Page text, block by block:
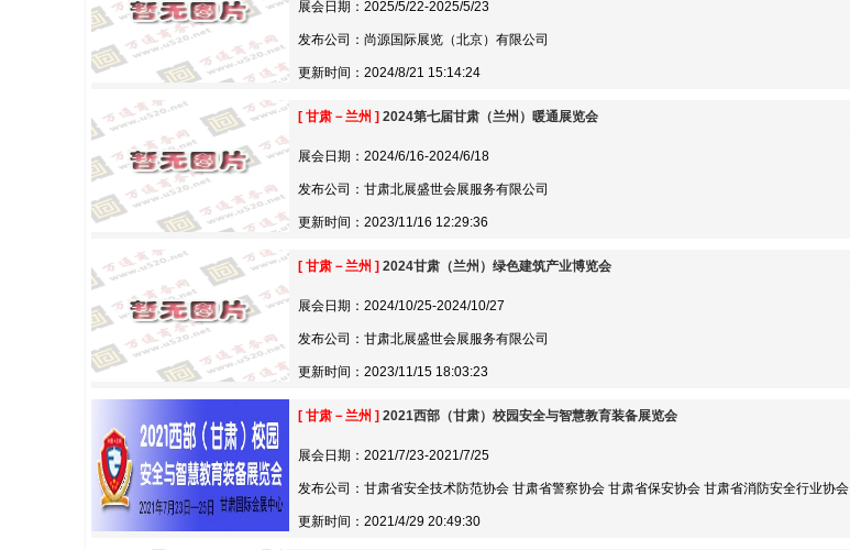
展会日期：2025/5/22-2025/5/23
发布公司：尚源国际展览（北京）有限公司
更新时间：2024/8/21 15:14:24
[ 甘肃－兰州 ] 2024第七届甘肃（兰州）暖通展览会
展会日期：2024/6/16-2024/6/18
发布公司：甘肃北展盛世会展服务有限公司
更新时间：2023/11/16 12:29:36
[ 甘肃－兰州 ] 2024甘肃（兰州）绿色建筑产业博览会
展会日期：2024/10/25-2024/10/27
发布公司：甘肃北展盛世会展服务有限公司
更新时间：2023/11/15 18:03:23
[ 甘肃－兰州 ] 2021西部（甘肃）校园安全与智慧教育装备展览会
展会日期：2021/7/23-2021/7/25
发布公司：甘肃省安全技术防范协会 甘肃省警察协会 甘肃省保安协会 甘肃省消防安全行业协会
更新时间：2021/4/29 20:49:30